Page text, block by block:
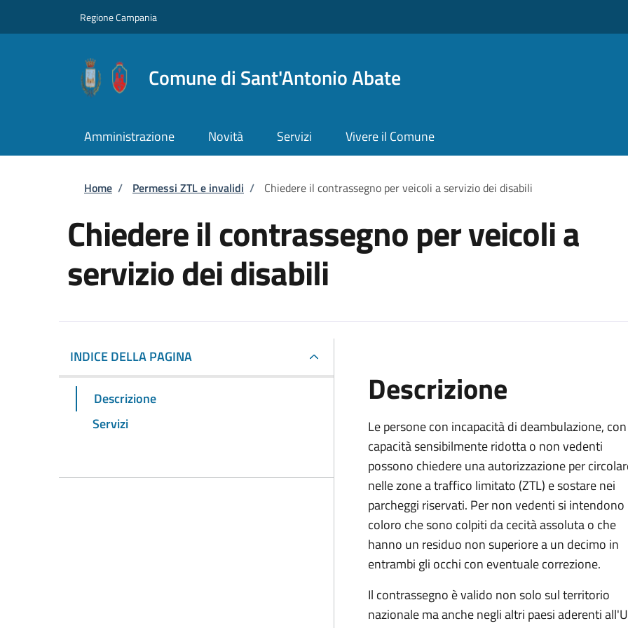
Regione Campania
Comune di Sant'Antonio Abate
Amministrazione Novità Servizi Vivere il Comune
Briciole di pane
Home / Permessi ZTL e invalidi / Chiedere il contrassegno per veicoli a servizio dei disabili
Chiedere il contrassegno per veicoli a
servizio dei disabili
INDICE DELLA PAGINA
Descrizione
Servizi
Descrizione
Le persone con incapacità di deambulazione, con
capacità sensibilmente ridotta o non vedenti
possono chiedere una autorizzazione per
nelle zone a traffico limitato (ZTL) e sostare nei
parcheggi riservati. Per non vedenti si intendono
coloro che sono colpiti da cecità assoluta o che
hanno un residuo non superiore a un decimo in
entrambi gli occhi con eventuale correzione.
Il contrassegno è valido non solo sul territorio
nazionale ma anche negli altri paesi aderenti